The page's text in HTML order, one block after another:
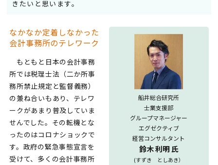
きたいと思います。
船井総合研究所
士業支援部
グループマネージャー
エグゼクティブ
経営コンサルタント
鈴木 利明 氏
(すずき としあき）
なかなか定着しなかった
会計事務所のテレワーク
もともと日本の会計事務
所では税理士法（二か所事
務所禁止規定と監督義務）
の兼ね合いもあり、テレワ
ークがあまり普及していま
せんでした。その転機とな
ったのはコロナショックで
す。政府の緊急事態宣言を
受けて、多くの会計事務所